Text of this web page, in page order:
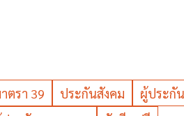
ตรา 39 ประกันสังคม ผู้ประกั